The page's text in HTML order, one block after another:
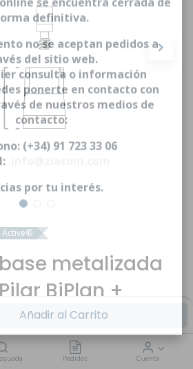
Añadir al Carrito
Pedidos Cuenta
Active®
metalizada
BiPlan +
- CNA
para clínica
se encuentra cerrada de
definitiva.
no se aceptan pedidos a
del sitio web.
consulta o información
ponerte en contacto con
de nuestros medios de
contacto:
(+34) 91 723 33 06
por tu interés.